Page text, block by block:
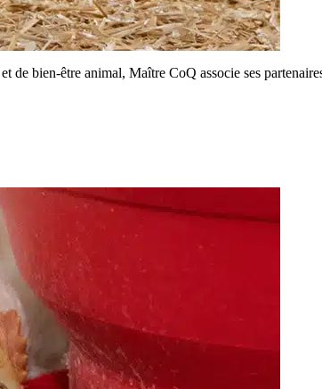
de bien-être animal, Maître CoQ associe ses